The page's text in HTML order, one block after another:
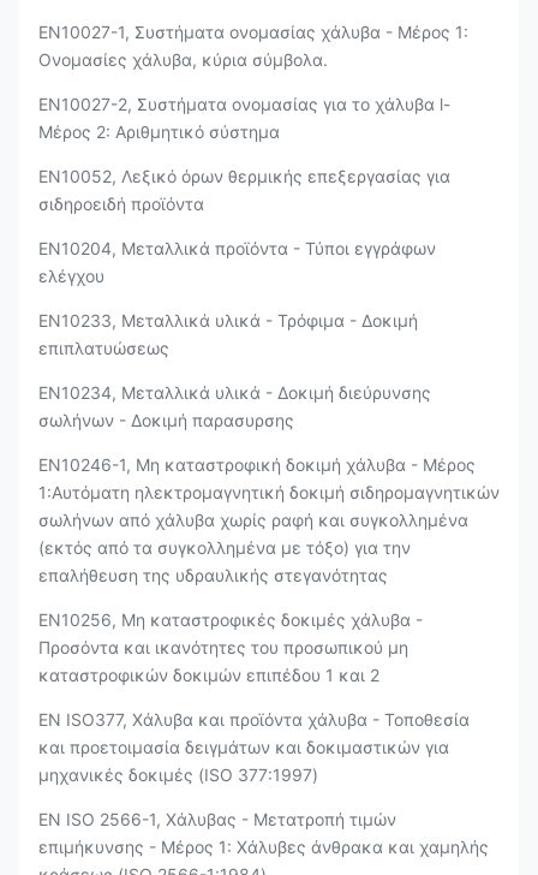
EN10027-1, Συστήματα ονομασίας χάλυβα - Μέρος 1:
Ονομασίες χάλυβα, κύρια σύμβολα.
EN10027-2, Συστήματα ονομασίας για το χάλυβα l-
Μέρος 2: Αριθμητικό σύστημα
EN10052, Λεξικό όρων θερμικής επεξεργασίας για
σιδηροειδή προϊόντα
EN10204, Μεταλλικά προϊόντα - Τύποι εγγράφων
ελέγχου
EN10233, Μεταλλικά υλικά - Τρόφιμα - Δοκιμή
επιπλατυώσεως
EN10234, Μεταλλικά υλικά - Δοκιμή διεύρυνσης
σωλήνων - Δοκιμή παρασυρσης
EN10246-1, Μη καταστροφική δοκιμή χάλυβα - Μέρος
1:Αυτόματη ηλεκτρομαγνητική δοκιμή σιδηρομαγνητικών
σωλήνων από χάλυβα χωρίς ραφή και συγκολλημένα
(εκτός από τα συγκολλημένα με τόξο) για την
επαλήθευση της υδραυλικής στεγανότητας
EN10256, Μη καταστροφικές δοκιμές χάλυβα -
Προσόντα και ικανότητες του προσωπικού μη
καταστροφικών δοκιμών επιπέδου 1 και 2
EN ISO377, Χάλυβα και προϊόντα χάλυβα - Τοποθεσία
και προετοιμασία δειγμάτων και δοκιμαστικών για
μηχανικές δοκιμές (ISO 377:1997)
EN ISO 2566-1, Χάλυβας - Μετατροπή τιμών
επιμήκυνσης - Μέρος 1: Χάλυβες άνθρακα και χαμηλής